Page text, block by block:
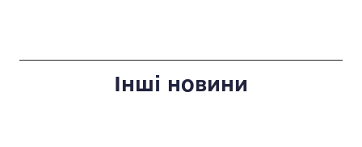
Інші новини